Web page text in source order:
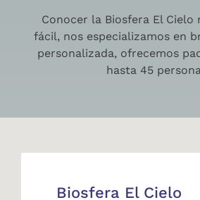
Conocer la Biosfera El Cielo
fácil, nos especializamos en
personalizada, ofrecemos
hasta 45
Biosfera El Cielo